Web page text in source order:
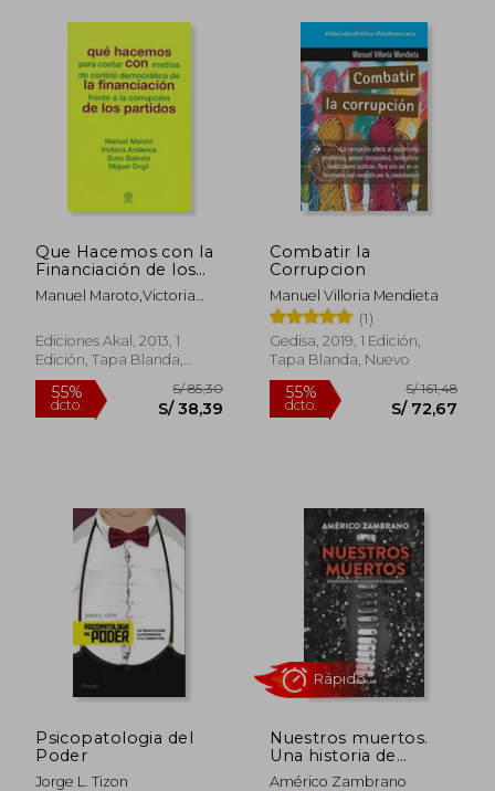
33%
dcto. S/ 40,00
50%
dcto.
Que Hacemos con la
Financiación de los
Partidos
Manuel Maroto,Victoria
Ediciones Akal, 2013, 1
Edición, Tapa Blanda,
Nuevo
55%
dcto. S/ 38,39
Combatir la
Corrupcion
Manuel Villoria Mendieta
(1)
Gedisa, 2019, 1 Edición,
Tapa Blanda, Nuevo
55%
dcto.
Psicopatologia del
Poder
Jorge L. Tizon
Nuestros muertos.
Una historia de
violencia y represión
Américo Zambrano